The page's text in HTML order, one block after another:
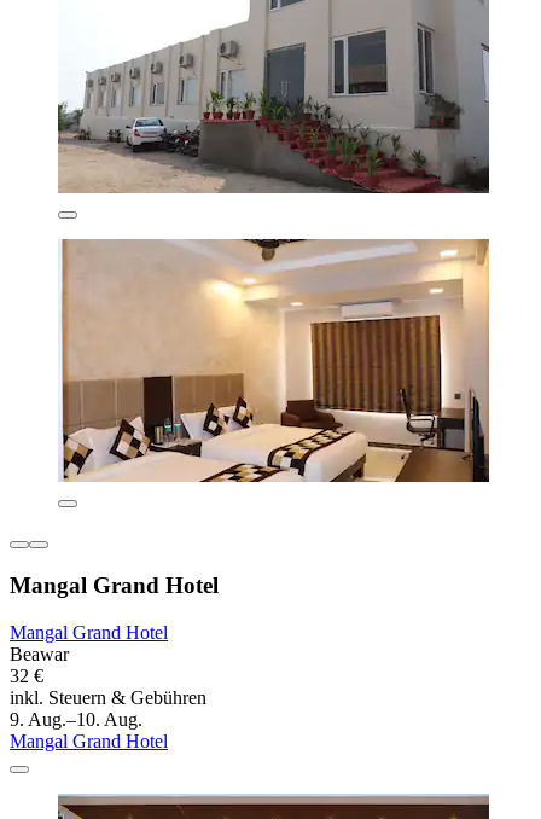
Mangal Grand Hotel
Mangal Grand Hotel
Beawar
32 €
inkl. Steuern & Gebühren
9. Aug.–10. Aug.
Mangal Grand Hotel